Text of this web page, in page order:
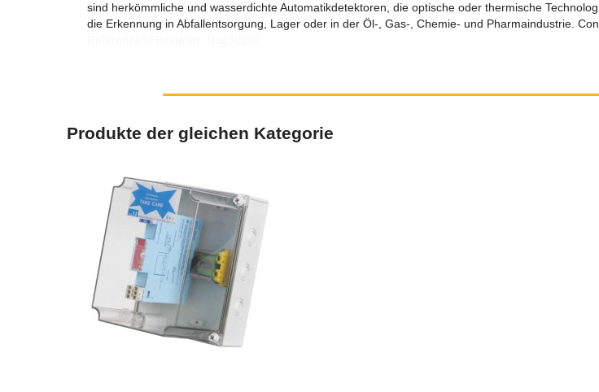
sind herkömmliche und wasserdichte Automatikdetektoren, die optische oder thermische
die Erkennung in Abfallentsorgung, Lager oder in der Öl-, Gas-, Chemie- und Pharmaindustrie.
Produkte der gleichen Kategorie